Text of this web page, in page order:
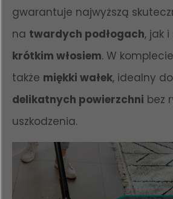
gwarantuje najwyższą
na twardych podłogach, jak
krótkim włosiem. W
także miękki wałek, idealny
delikatnych powierzchni bez
uszkodzenia.